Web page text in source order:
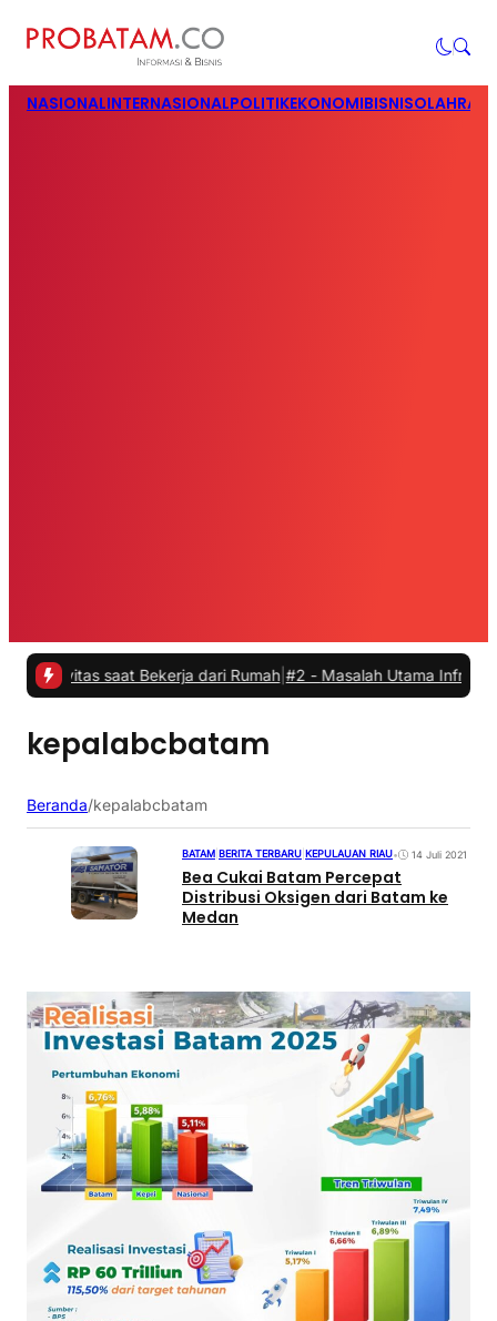
NASIONALINTERNASIONALPOLITIKEKONOMIBISNIS
saat Bekerja dari Rumah |#2 -Masalah Utama Infrastruktur
kepalabcbatam
Beranda/kepalabcbatam
BATAM BERITA TERBARU KEPULAUAN RIAU• 14 Juli 2021
Bea Cukai Batam Percepat
Distribusi Oksigen dari Batam ke
Medan